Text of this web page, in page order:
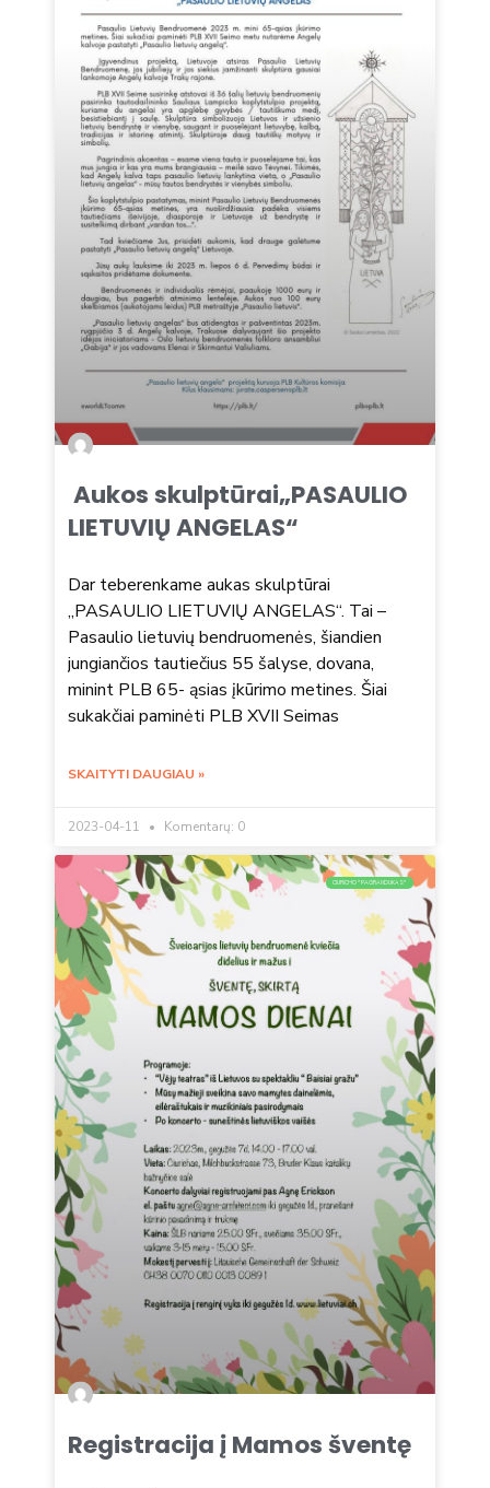
Aukos skulptūrai„PASAULIO
LIETUVIŲ ANGELAS“
Dar teberenkame aukas skulptūrai
„PASAULIO LIETUVIŲ ANGELAS“. Tai –
Pasaulio lietuvių bendruomenės, šiandien
jungiančios tautiečius 55 šalyse, dovana,
minint PLB 65- ąsias įkūrimo metines. Šiai
sukakčiai paminėti PLB XVII Seimas
SKAITYTI DAUGIAU »
2023-04-11 Komentarų: 0
CIURICHO "PAGRANDUKAS"
Registracija į Mamos šventę